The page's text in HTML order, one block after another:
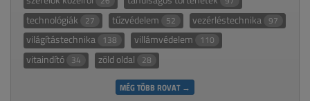
technológiák 27 tűzvédelem 52 vezérléstechnika 97
világítástechnika 138 villámvédelem 110
vitaindító 34 zöld oldal 28
MÉG TÖBB ROVAT →